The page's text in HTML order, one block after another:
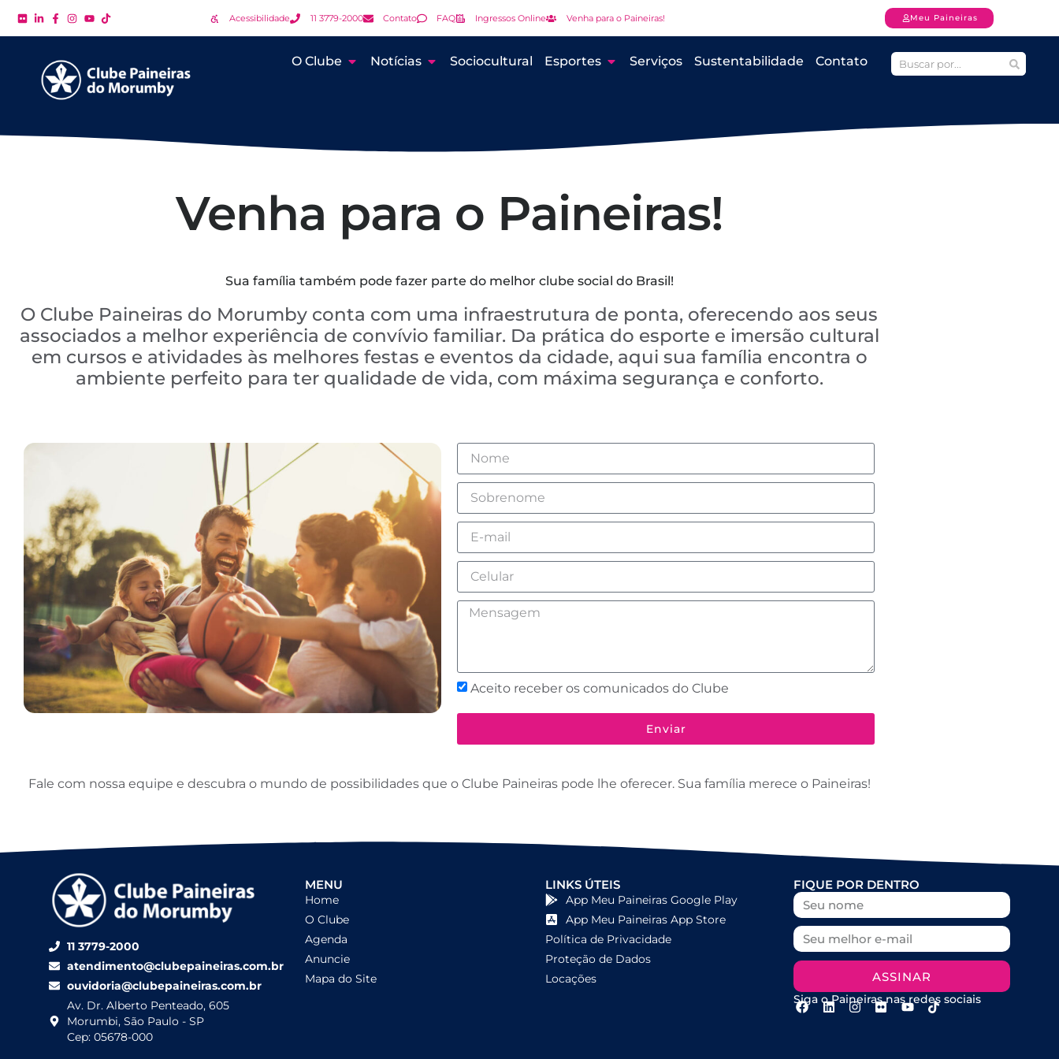
Acessibilidade 11 3779-2000 Contato FAQ Ingressos Online Venha para o Paineiras! Meu Paineiras
O Clube Notícias Sociocultural Esportes Serviços Sustentabilidade Contato
Venha para o Paineiras!
Sua família também pode fazer parte do melhor clube social do Brasil!
O Clube Paineiras do Morumby conta com uma infraestrutura de ponta, oferecendo aos seus
associados a melhor experiência de convívio familiar. Da prática do esporte e imersão cultural
em cursos e atividades às melhores festas e eventos da cidade, aqui sua família encontra o
ambiente perfeito para ter qualidade de vida, com máxima segurança e conforto.
Aceito receber os comunicados do Clube
Enviar
Fale com nossa equipe e descubra o mundo de possibilidades que o Clube Paineiras pode lhe oferecer. Sua família merece o Paineiras!
11 3779-2000
atendimento@clubepaineiras.com.br
ouvidoria@clubepaineiras.com.br
Av. Dr. Alberto Penteado, 605
Morumbi, São Paulo - SP
Cep: 05678-000
MENU
Home
O Clube
Agenda
Anuncie
Mapa do Site
LINKS ÚTEIS
App Meu Paineiras Google Play
App Meu Paineiras App Store
Política de Privacidade
Proteção de Dados
Locações
FIQUE POR DENTRO
ASSINAR
Siga o Paineiras nas redes sociais